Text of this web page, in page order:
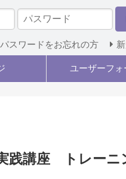
パスワードをお忘れの方
ユーザーフォ
践講座 トレーニ